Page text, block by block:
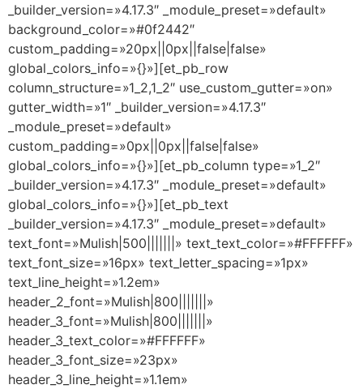
_builder_version=»4.17.3″ _module_preset=»default»
background_color=»#0f2442″
custom_padding=»20px||0px||false|false»
global_colors_info=»{}»][et_pb_row
column_structure=»1_2,1_2″ use_custom_gutter=»on»
gutter_width=»1″ _builder_version=»4.17.3″
_module_preset=»default»
custom_padding=»0px||0px||false|false»
global_colors_info=»{}»][et_pb_column type=»1_2″
_builder_version=»4.17.3″ _module_preset=»default»
global_colors_info=»{}»][et_pb_text
_builder_version=»4.17.3″ _module_preset=»default»
text_font=»Mulish|500|||||||» text_text_color=»#FFFFFF»
text_font_size=»16px» text_letter_spacing=»1px»
text_line_height=»1.2em»
header_2_font=»Mulish|800|||||||»
header_3_font=»Mulish|800|||||||»
header_3_text_color=»#FFFFFF»
header_3_font_size=»23px»
header_3_line_height=»1.1em»